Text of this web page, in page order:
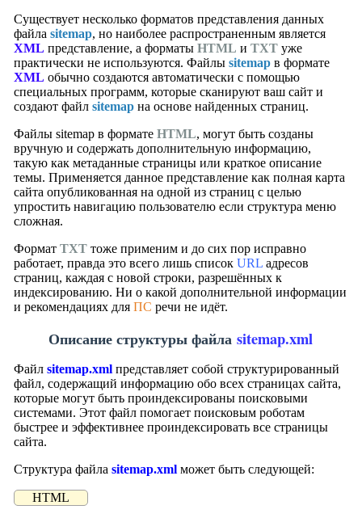
Существует несколько форматов представления данных
файла sitemap, но наиболее распространенным является
XML представление, а форматы HTML и TXT уже
практически не используются. Файлы sitemap в формате
XML обычно создаются автоматически с помощью
специальных программ, которые сканируют ваш сайт и
создают файл sitemap на основе найденных страниц.
Файлы sitemap в формате HTML, могут быть созданы
вручную и содержать дополнительную информацию,
такую как метаданные страницы или краткое описание
темы. Применяется данное представление как полная карта
сайта опубликованная на одной из страниц с целью
упростить навигацию пользователю если структура меню
сложная.
Формат ТХТ тоже применим и до сих пор исправно
работает, правда это всего лишь список URL адресов
страниц, каждая с новой строки, разрешённых к
индексированию. Ни о какой дополнительной информации
и рекомендациях для ПС речи не идёт.
Описание структуры файла sitemap.xml
Файл sitemap.xml представляет собой структурированный
файл, содержащий информацию обо всех страницах сайта,
которые могут быть проиндексированы поисковыми
системами. Этот файл помогает поисковым роботам
быстрее и эффективнее проиндексировать все страницы
сайта.
Структура файла sitemap.xml может быть следующей:
HTML